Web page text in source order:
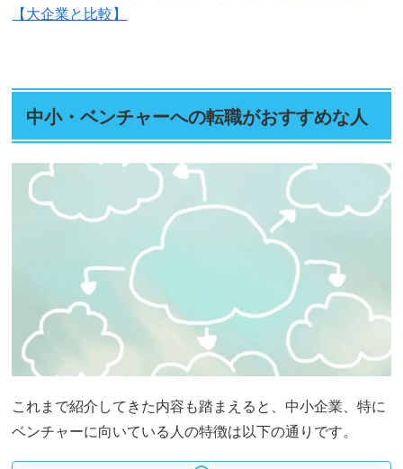
【大企業と比較】
中小・ベンチャーへの転職がおすすめな人
これまで紹介してきた内容も踏まえると、中小企業、特に
ベンチャーに向いている人の特徴は以下の通りです。